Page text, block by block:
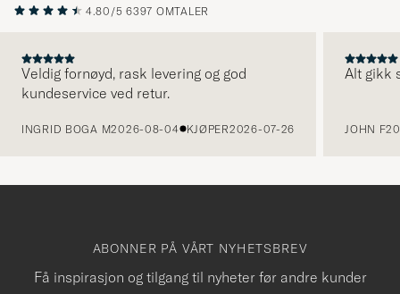
4.80/5 6397 OMTALER
Veldig fornøyd, rask levering og god
kundeservice ved retur.
INGRID BOGA M2026-08-04 KJØPER2026-07-26
Alt gikk
JOHN F
ABONNER PÅ VÅRT NYHETSBREV
Få inspirasjon og tilgang til nyheter før andre kunder